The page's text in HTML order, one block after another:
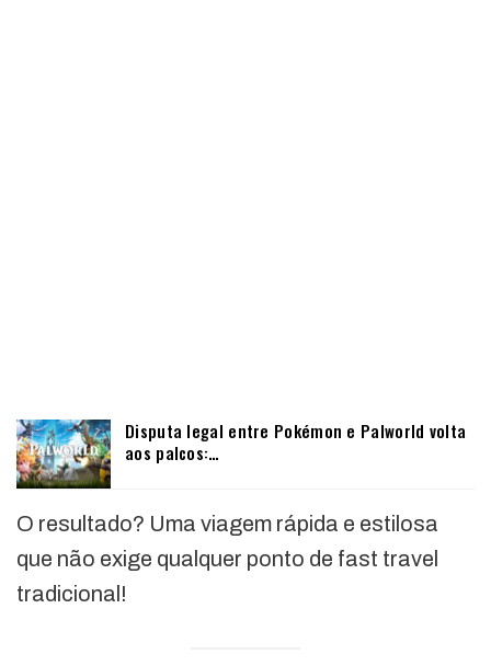
Disputa legal entre Pokémon e Palworld volta
aos palcos:…
O resultado? Uma viagem rápida e estilosa
que não exige qualquer ponto de fast travel
tradicional!